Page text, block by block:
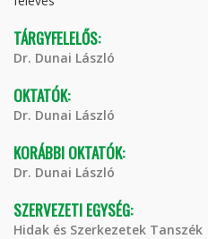
TÁRGYFELELŐS:
Dr. Dunai László
OKTATÓK:
Dr. Dunai László
KORÁBBI OKTATÓK:
Dr. Dunai László
SZERVEZETI EGYSÉG:
Hidak és Szerkezetek Tanszék